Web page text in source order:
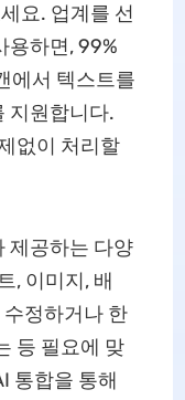
요. 업계를 선
용하면, 99%
에서 텍스트를
지원합니다.
없이 처리할
제공하는 다양
, 이미지, 배
정하거나 한
등 필요에 맞
통합을 통해